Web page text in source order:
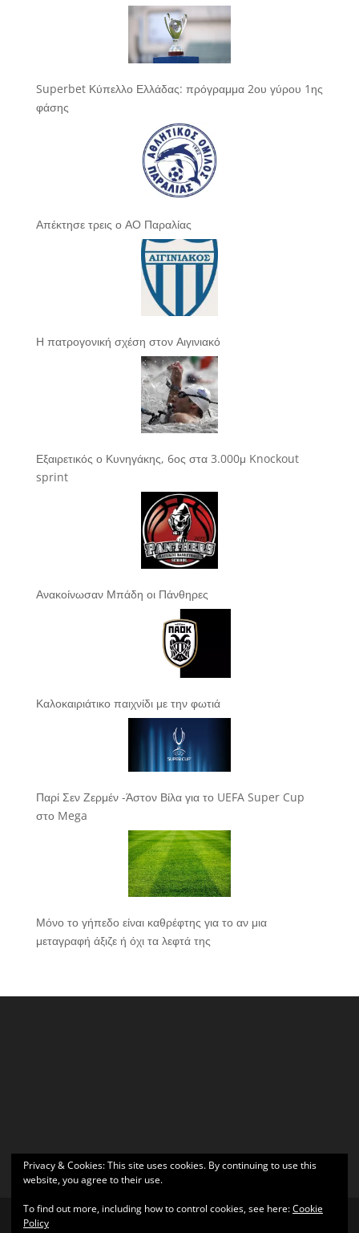
Superbet Κύπελλο Ελλάδας: πρόγραμμα 2ου γύρου 1ης
φάσης
Απέκτησε τρεις ο ΑΟ Παραλίας
Η πατρογονική σχέση στον Αιγινιακό
Εξαιρετικός ο Κυνηγάκης, 6ος στα 3.000μ Knockout
sprint
Ανακοίνωσαν Μπάδη οι Πάνθηρες
Καλοκαιριάτικο παιχνίδι με την φωτιά
Παρί Σεν Ζερμέν -Άστον Βίλα για το UEFA Super Cup
στο Mega
Μόνο το γήπεδο είναι καθρέφτης για το αν μια
μεταγραφή άξιζε ή όχι τα λεφτά της
Privacy & Cookies: This site uses cookies. By continuing to use this
website, you agree to their use.
To find out more, including how to control cookies, see here:Cookie
Policy